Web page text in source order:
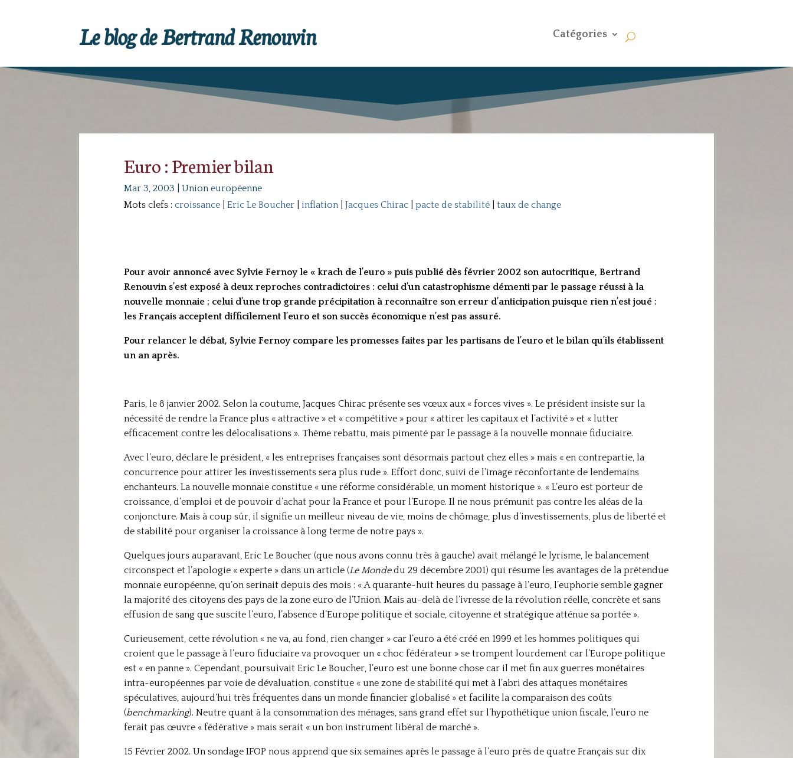
Le blog de Bertrand Renouvin Catégories
Euro : Premier bilan
Mar 3, 2003
Union européenne
Mots clefs : croissance| Eric Le Boucher| inflation| Jacques Chirac| pacte de stabilité| taux de change
Pour avoir annoncé avec Sylvie Fernoy le « krach de l’euro » puis publié dès février 2002 son autocritique, Bertrand
Renouvin s’est exposé à deux reproches contradictoires : celui d’un catastrophisme démenti par le passage réussi à la
nouvelle monnaie ; celui d’une trop grande précipitation à reconnaître son erreur d’anticipation puisque rien n’est joué :
les Français acceptent difficilement l’euro et son succès économique n’est pas assuré.
Pour relancer le débat, Sylvie Fernoy compare les promesses faites par les partisans de l’euro et le bilan qu’ils établissent
un an après.
Paris, le 8 janvier 2002. Selon la coutume, Jacques Chirac présente ses vœux aux « forces vives ». Le président insiste sur la
nécessité de rendre la France plus « attractive » et « compétitive » pour « attirer les capitaux et l’activité » et « lutter
efficacement contre les délocalisations ». Thème rebattu, mais pimenté par le passage à la nouvelle monnaie fiduciaire.
Avec l’euro, déclare le président, « les entreprises françaises sont désormais partout chez elles » mais « en contrepartie, la
concurrence pour attirer les investissements sera plus rude ». Effort donc, suivi de l’image réconfortante de lendemains
enchanteurs. La nouvelle monnaie constitue « une réforme considérable, un moment historique ». « L’euro est porteur de
croissance, d’emploi et de pouvoir d’achat pour la France et pour l’Europe. Il ne nous prémunit pas contre les aléas de la
conjoncture. Mais à coup sûr, il signifie un meilleur niveau de vie, moins de chômage, plus d’investissements, plus de liberté et
de stabilité pour organiser la croissance à long terme de notre pays ».
Quelques jours auparavant, Eric Le Boucher (que nous avons connu très à gauche) avait mélangé le lyrisme, le balancement
circonspect et l’apologie « experte » dans un article (Le Mondedu 29 décembre 2001) qui résume les avantages de la prétendue
monnaie européenne, qu’on serinait depuis des mois : « A quarante-huit heures du passage à l’euro, l’euphorie semble gagner
la majorité des citoyens des pays de la zone euro de l’Union. Mais au-delà de l’ivresse de la révolution réelle, concrète et sans
effusion de sang que suscite l’euro, l’absence d’Europe politique et sociale, citoyenne et stratégique atténue sa portée ».
Curieusement, cette révolution « ne va, au fond, rien changer » car l’euro a été créé en 1999 et les hommes politiques qui
croient que le passage à l’euro fiduciaire va provoquer un « choc fédérateur » se trompent lourdement car l’Europe politique
est « en panne ». Cependant, poursuivait Eric Le Boucher, l’euro est une bonne chose car il met fin aux guerres monétaires
intra-européennes par voie de dévaluation, constitue « une zone de stabilité qui met à l’abri des attaques monétaires
spéculatives, aujourd’hui très fréquentes dans un monde financier globalisé » et facilite la comparaison des coûts
(benchmarking). Neutre quant à la consommation des ménages, sans grand effet sur l’hypothétique union fiscale, l’euro ne
ferait pas œuvre « fédérative » mais serait « un bon instrument libéral de marché ».
15 Février 2002. Un sondage IFOP nous apprend que six semaines après le passage à l’euro près de quatre Français sur dix